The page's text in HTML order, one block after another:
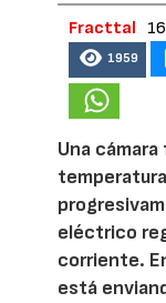
Fracttal
1959
Una
eléctrico
corriente.
está